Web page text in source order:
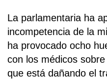
La parlamentaria ha
incompetencia de la
ha provocado ocho
con los médicos
que está dañando el